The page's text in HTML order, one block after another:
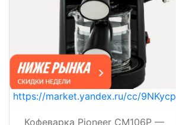
https://market.yandex.ru/cc/9NKycp
Кофеварка Pioneer CM106P —